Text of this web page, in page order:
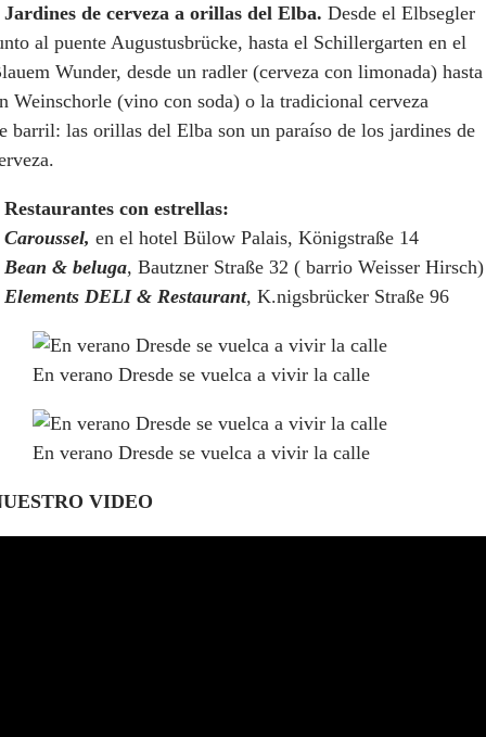
Jardines de cerveza a orillas del Elba. Desde el Elbsegler
al puente Augustusbrücke, hasta el Schillergarten en el
Wunder, desde un radler (cerveza con limonada) hasta
Weinschorle (vino con soda) o la tradicional cerveza
barril: las orillas del Elba son un paraíso de los jardines de
Restaurantes con estrellas:
Caroussel, en el hotel Bülow Palais, Königstraße 14
Bean & beluga, Bautzner Straße 32 ( barrio Weisser Hirsch)
Elements DELI & Restaurant, K.nigsbrücker Straße 96
En verano Dresde se vuelca a vivir la calle
En verano Dresde se vuelca a vivir la calle
VIDEO